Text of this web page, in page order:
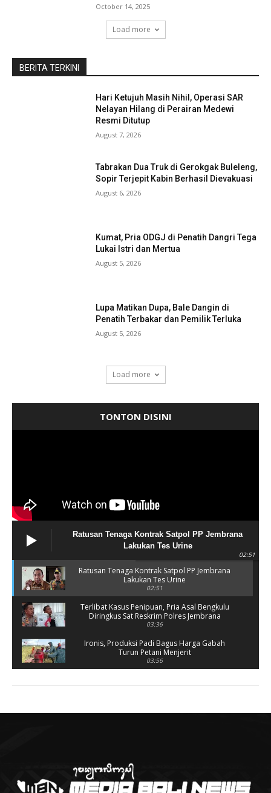
October 14, 2025
Load more
BERITA TERKINI
Hari Ketujuh Masih Nihil, Operasi SAR
Nelayan Hilang di Perairan Medewi
Resmi Ditutup
August 7, 2026
Tabrakan Dua Truk di Gerokgak Buleleng,
Sopir Terjepit Kabin Berhasil Dievakuasi
August 6, 2026
Kumat, Pria ODGJ di Penatih Dangri Tega
Lukai Istri dan Mertua
August 5, 2026
Lupa Matikan Dupa, Bale Dangin di
Penatih Terbakar dan Pemilik Terluka
August 5, 2026
Load more
TONTON DISINI
Ratusan Tenaga Kontrak Satpol PP Jembrana
Lakukan Tes Urine
02:51
Ratusan Tenaga Kontrak Satpol PP Jembrana
Lakukan Tes Urine
02:51
Terlibat Kasus Penipuan, Pria Asal Bengkulu
Diringkus Sat Reskrim Polres Jembrana
03:36
Ironis, Produksi Padi Bagus Harga Gabah
Turun Petani Menjerit
03:56
Polres Jembrana Bekuk Pelaku Pencurian
Ungkap Penyebab Kebakaran Pasar Lelateng,